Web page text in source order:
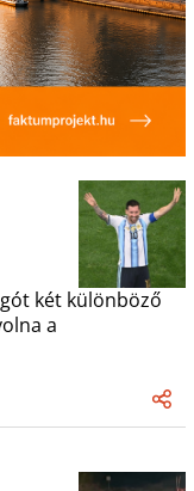
két különböző
a